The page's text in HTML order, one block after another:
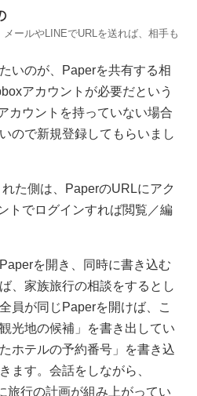
ールやLINEでURLを送れば、相手も
いのが、Paperを共有する相
アカウントが必要だという
カウントを持っていない場合
ので新規登録してもらいまし
た側は、PaperのURLにアク
トでログインすれば閲覧／編
を開き、同時に書き込む
、家族旅行の相談をするとし
員が同じPaperを開けば、こ
光地の候補」を書き出してい
ホテルの予約番号」を書き込
ます。会話をしながら、
旅行の計画が組み上がってい